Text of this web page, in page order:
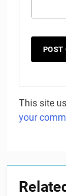
This site
your